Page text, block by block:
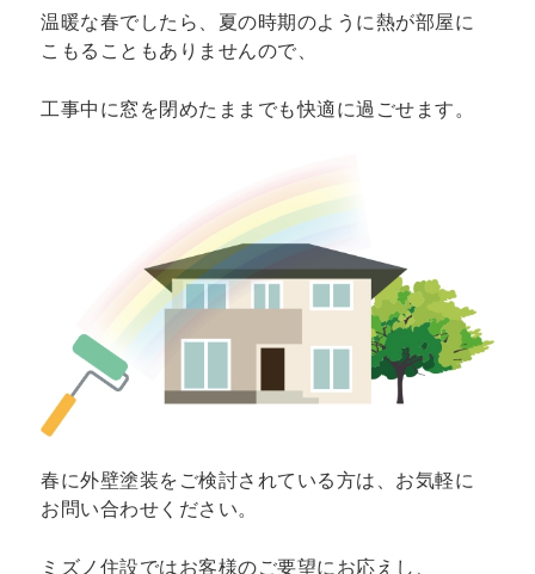
温暖な春でしたら、夏の時期のように熱が部屋に
こもることもありませんので、
工事中に窓を閉めたままでも快適に過ごせます。
春に外壁塗装をご検討されている方は、お気軽に
お問い合わせください。
ミズノ住設ではお客様のご要望にお応えし、